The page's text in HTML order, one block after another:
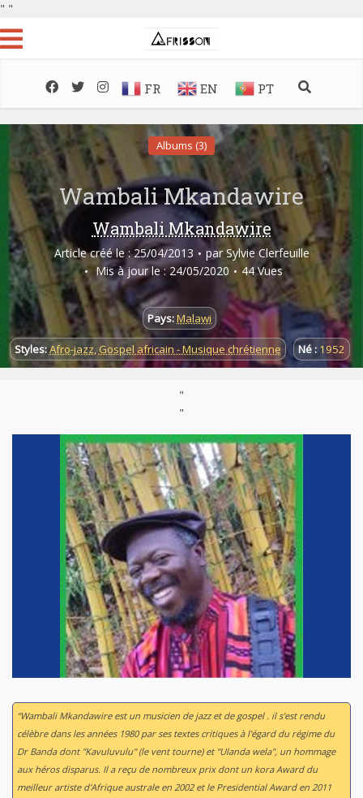
" "
FR EN PT
Albums (3)
Wambali Mkandawire
Wambali Mkandawire
Article créé le : 25/04/2013 par Sylvie Clerfeuille
Mis à jour le : 24/05/2020
44 Vues
Pays:Malawi
Styles:Afro-jazz,Gospel africain - Musique chrétienne Né : 1952
"
"
“Wambali Mkandawire est un musicien de jazz et de gospel . il s'est rendu
célèbre dans les années 1980 par ses textes critiques à l'égard du régime du
Dr Banda dont "Kavuluvulu" (le vent tourne) et "Ulanda wela", un hommage
aux héros disparus. Il a reçu de nombreux prix dont un kora Award du
meilleur artiste d'Afrique australe en 2002 et le Presidential Award en 2011